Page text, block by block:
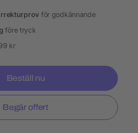
för godkännande
före tryck
kr
Beställ nu
Begär offert